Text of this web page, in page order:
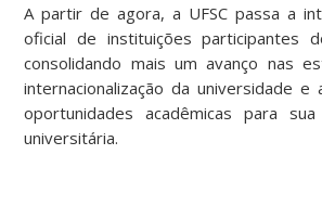
A partir de agora, a UFSC passa a
oficial de instituições participantes
consolidando mais um avanço nas
internacionalização da universidade e
oportunidades acadêmicas para sua
universitária.